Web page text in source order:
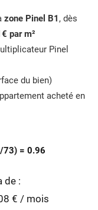
zone Pinel B1 , dès
par m²
Pinel
du bien)
acheté en
73) = 0.96
de :
€ / mois